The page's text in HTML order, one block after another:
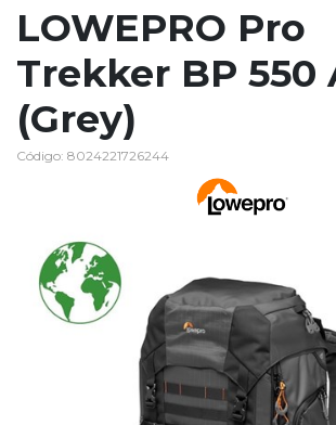
LOWEPRO Pro
Trekker BP 550
(Grey)
Código: 8024221726244